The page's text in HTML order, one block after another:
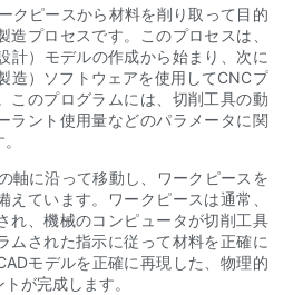
クピースから材料を削り取って目的
プロセスです。このプロセスは、
計）モデルの作成から始まり、次に
造）ソフトウェアを使用してCNCプ
このプログラムには、切削工具の動
ラント使用量などのパラメータに関
軸に沿って移動し、ワークピースを
ています。ワークピースは通常、
れ、機械のコンピュータが切削工具
ムされた指示に従って材料を正確に
モデルを正確に再現した、物理的
が完成します。